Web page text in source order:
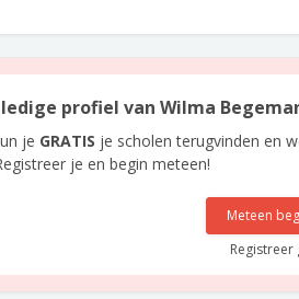
profiel van Wilma
je GRATIS je scholen terugvinden en
je en begin meteen!
Meteen
Registreer